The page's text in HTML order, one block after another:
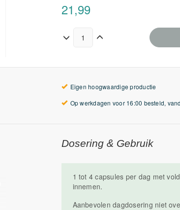
21,99
Eigen hoogwaardige productie
Op werkdagen voor 16:00 besteld,
Dosering & Gebruik
1 tot 4 capsules per dag met
innemen.
Aanbevolen dagdosering niet